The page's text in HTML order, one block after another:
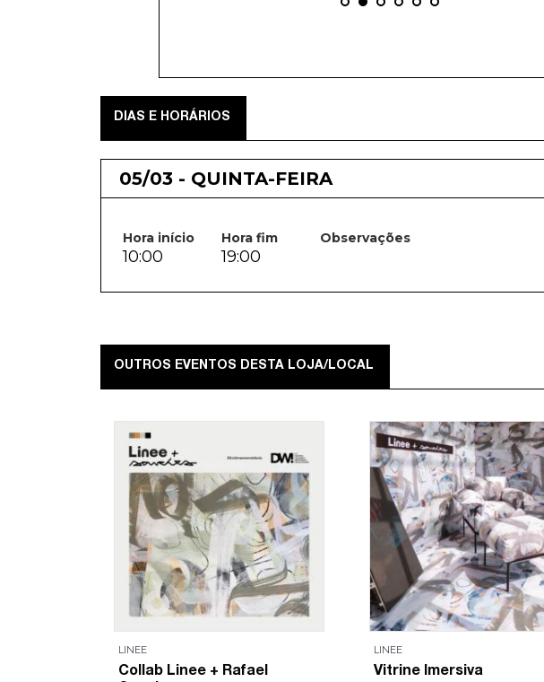
DIAS E HORÁRIOS
05/03 - QUINTA-FEIRA
Hora início Hora fim Observações
10:00 19:00
OUTROS EVENTOS DESTA LOJA/LOCAL
LINEE
Collab Linee + Rafael
LINEE
Vitrine Imersiva